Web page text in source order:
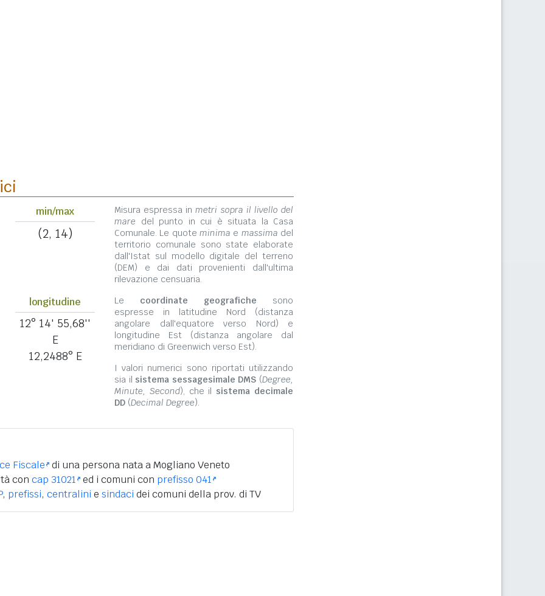
min/max
(2, 14)
Misura espressa inmetri sopra il livello del
mare del punto in cui è situata la Casa
Comunale. Le quote minima e massima del
territorio comunale sono state elaborate
dall'Istat sul modello digitale del terreno
(DEM) e dai dati provenienti dall'ultima
rilevazione censuaria.
longitudine
12° 14' 55,68''
E
12,2488° E
Le coordinate geografiche sono
espresse in latitudine Nord (distanza
angolare dall'equatore verso Nord) e
longitudine Est (distanza angolare dal
meridiano di Greenwich verso Est).
I valori numerici sono riportati utilizzando
sia il sistema sessagesimale DMS (Degree,
Minute, Second), che il sistema decimale
DD (Decimal Degree).
Fiscale di una persona nata a Mogliano Veneto
con cap 31021 ed i comuni con prefisso 041
, prefissi, centralini e sindaci dei comuni della prov. di TV